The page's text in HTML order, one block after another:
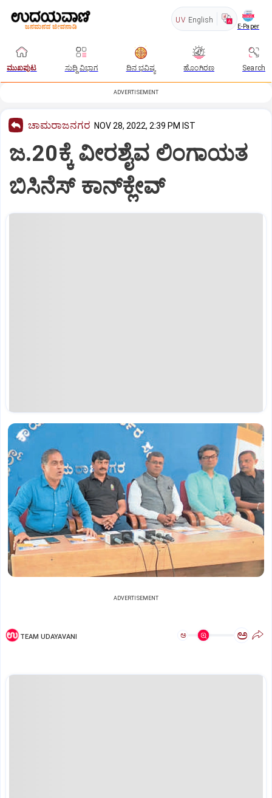
UV English
E-Paper
ಮುಖಪುಟ ಸುದ್ದಿ ವಿಭಾಗ ದಿನ ಭವಿಷ್ಯ ಹೊಂಗಿರಣ Search
ADVERTISEMENT
ಚಾಮರಾಜನಗರ NOV 28, 2022, 2:39 PM IST
ಜ.20ಕ್ಕೆ ವೀರಶೈವ ಲಿಂಗಾಯತ
ಬಿಸಿನೆಸ್‌ ಕಾನ್‌ಕ್ಲೇವ್
ADVERTISEMENT
TEAM UDAYAVANI ಅ ಅ